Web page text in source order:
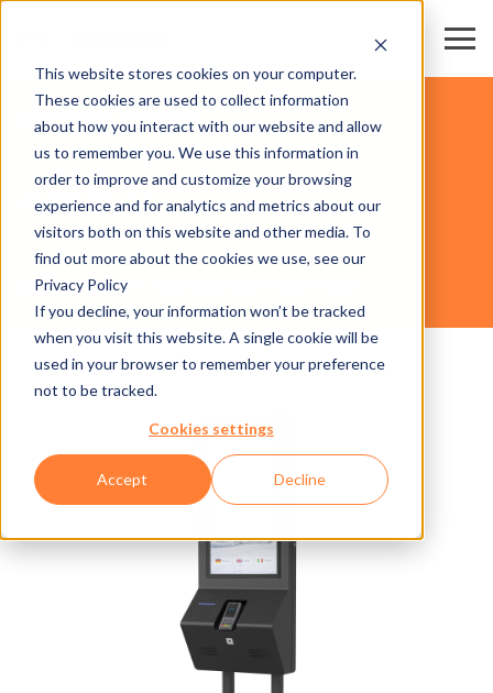
This website stores cookies on your computer.
These cookies are used to collect information
about how you interact with our website and allow
us to remember you. We use this information in
order to improve and customize your browsing
experience and for analytics and metrics about our
visitors both on this website and other media. To
find out more about the cookies we use, see our
Privacy Policy
If you decline, your information won’t be tracked
when you visit this website. A single cookie will be
used in your browser to remember your preference
not to be tracked.
Cookies settings
Accept Decline
AXESS RESORT F&B SELF SERVICE KIOSK
HARDWARE
DOMAINES SKIABLES